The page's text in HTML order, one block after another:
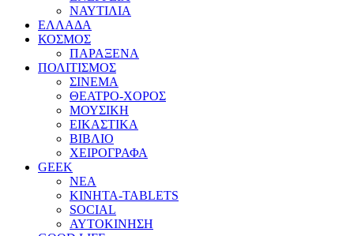
ΝΑΥΤΙΛΙΑ
ΕΛΛΑΔΑ
ΚΟΣΜΟΣ
ΠΑΡΑΞΕΝΑ
ΠΟΛΙΤΙΣΜΟΣ
ΣΙΝΕΜΑ
ΘΕΑΤΡΟ-ΧΟΡΟΣ
ΜΟΥΣΙΚΗ
ΕΙΚΑΣΤΙΚΑ
ΒΙΒΛΙΟ
ΧΕΙΡΟΓΡΑΦΑ
GEEK
ΝΕΑ
ΚΙΝΗΤΑ-TABLETS
SOCIAL
ΑΥΤΟΚΙΝΗΣΗ